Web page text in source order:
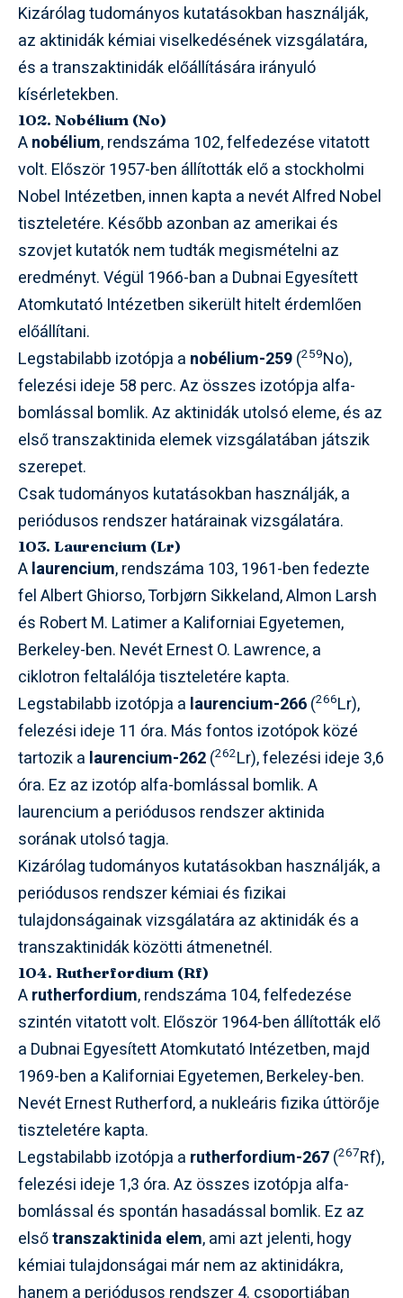
Kizárólag tudományos kutatásokban használják,
az aktinidák kémiai viselkedésének vizsgálatára,
és a transzaktinidák előállítására irányuló
kísérletekben.
102. Nobélium (No)
Anobélium, rendszáma 102, felfedezése vitatott
volt. Először 1957-ben állították elő a stockholmi
Nobel Intézetben, innen kapta a nevét Alfred Nobel
tiszteletére. Később azonban az amerikai és
szovjet kutatók nem tudták megismételni az
eredményt. Végül 1966-ban a Dubnai Egyesített
Atomkutató Intézetben sikerült hitelt érdemlően
előállítani.
Legstabilabb izotópja a nobélium-259(259No),
felezési ideje 58 perc. Az összes izotópja alfa-
bomlással bomlik. Az aktinidák utolsó eleme, és az
első transzaktinida elemek vizsgálatában játszik
szerepet.
Csak tudományos kutatásokban használják, a
periódusos rendszer határainak vizsgálatára.
103. Laurencium (Lr)
Alaurencium, rendszáma 103, 1961-ben fedezte
fel Albert Ghiorso, Torbjørn Sikkeland, Almon Larsh
és Robert M. Latimer a Kaliforniai Egyetemen,
Berkeley-ben. Nevét Ernest O. Lawrence, a
ciklotron feltalálója tiszteletére kapta.
Legstabilabb izotópja a laurencium-266(266Lr),
felezési ideje 11 óra. Más fontos izotópok közé
tartozik a laurencium-262(262Lr), felezési ideje 3,6
óra. Ez az izotóp alfa-bomlással bomlik. A
laurencium a periódusos rendszer aktinida
sorának utolsó tagja.
Kizárólag tudományos kutatásokban használják, a
periódusos rendszer kémiai és fizikai
tulajdonságainak vizsgálatára az aktinidák és a
transzaktinidák közötti átmenetnél.
104. Rutherfordium (Rf)
Arutherfordium, rendszáma 104, felfedezése
szintén vitatott volt. Először 1964-ben állították elő
a Dubnai Egyesített Atomkutató Intézetben, majd
1969-ben a Kaliforniai Egyetemen, Berkeley-ben.
Nevét Ernest Rutherford, a nukleáris fizika úttörője
tiszteletére kapta.
Legstabilabb izotópja a rutherfordium-267(267Rf),
felezési ideje 1,3 óra. Az összes izotópja alfa-
bomlással és spontán hasadással bomlik. Ez az
elsőtranszaktinida elem, ami azt jelenti, hogy
kémiai tulajdonságai már nem az aktinidákra,
hanem a periódusos rendszer 4. csoportjában